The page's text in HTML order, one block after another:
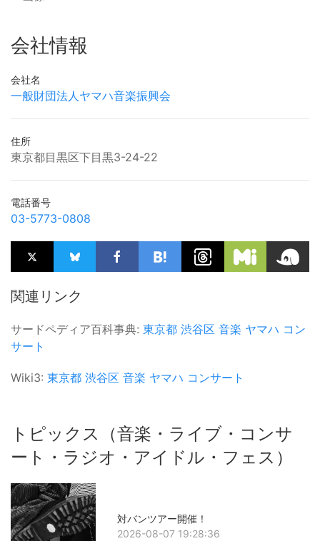
会社情報
会社名
一般財団法人ヤマハ音楽振興会
住所
東京都目黒区下目黒3-24-22
電話番号
03-5773-0808
関連リンク
サードペディア百科事典: 東京都 渋谷区 音楽 ヤマハ コン
サート
Wiki3: 東京都 渋谷区 音楽 ヤマハ コンサート
トピックス（音楽・ライブ・コンサ
ート・ラジオ・アイドル・フェス）
対バンツアー開催！
2026-08-07 19:28:36